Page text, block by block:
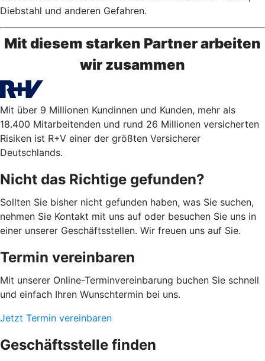
Diebstahl und anderen Gefahren.
Mit diesem starken Partner arbeiten
wir zusammen
Mit über 9 Millionen Kundinnen und Kunden, mehr als
18.400 Mitarbeitenden und rund 26 Millionen versicherten
Risiken ist R+V einer der größten Versicherer
Deutschlands.
Nicht das Richtige gefunden?
Sollten Sie bisher nicht gefunden haben, was Sie suchen,
nehmen Sie Kontakt mit uns auf oder besuchen Sie uns in
einer unserer Geschäftsstellen. Wir freuen uns auf Sie.
Termin vereinbaren
Mit unserer Online-Terminvereinbarung buchen Sie schnell
und einfach Ihren Wunschtermin bei uns.
Jetzt Termin vereinbaren
Geschäftsstelle finden